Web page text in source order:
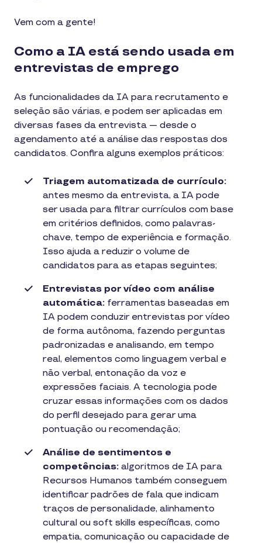
Vem com a gente!
Como a IA está sendo usada em
entrevistas de emprego
As funcionalidades da IA para recrutamento e
seleção são várias, e podem ser aplicadas em
diversas fases da entrevista — desde o
agendamento até a análise das respostas dos
candidatos. Confira alguns exemplos práticos:
Triagem automatizada de currículo:
antes mesmo da entrevista, a IA pode
ser usada para filtrar currículos com base
em critérios definidos, como palavras-
chave, tempo de experiência e formação.
Isso ajuda a reduzir o volume de
candidatos para as etapas seguintes;
Entrevistas por vídeo com análise
automática: ferramentas baseadas em
IA podem conduzir entrevistas por vídeo
de forma autônoma, fazendo perguntas
padronizadas e analisando, em tempo
real, elementos como linguagem verbal e
não verbal, entonação da voz e
expressões faciais. A tecnologia pode
cruzar essas informações com os dados
do perfil desejado para gerar uma
pontuação ou recomendação;
Análise de sentimentos e
competências: algoritmos de IA para
Recursos Humanos também conseguem
identificar padrões de fala que indicam
traços de personalidade, alinhamento
cultural ou soft skills específicas, como
empatia, comunicação ou capacidade de